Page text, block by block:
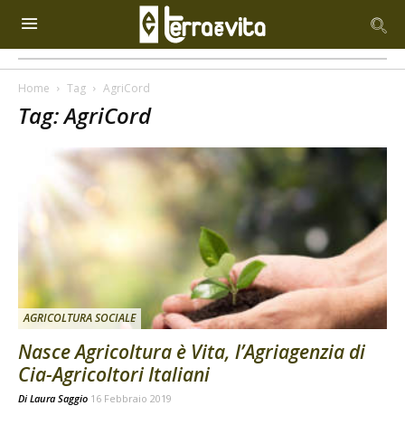
Home Tag AgriCord
Tag: AgriCord
AGRICOLTURA SOCIALE
Nasce Agricoltura è Vita, l’Agriagenzia di
Cia-Agricoltori Italiani
Di Laura Saggio 16 Febbraio 2019